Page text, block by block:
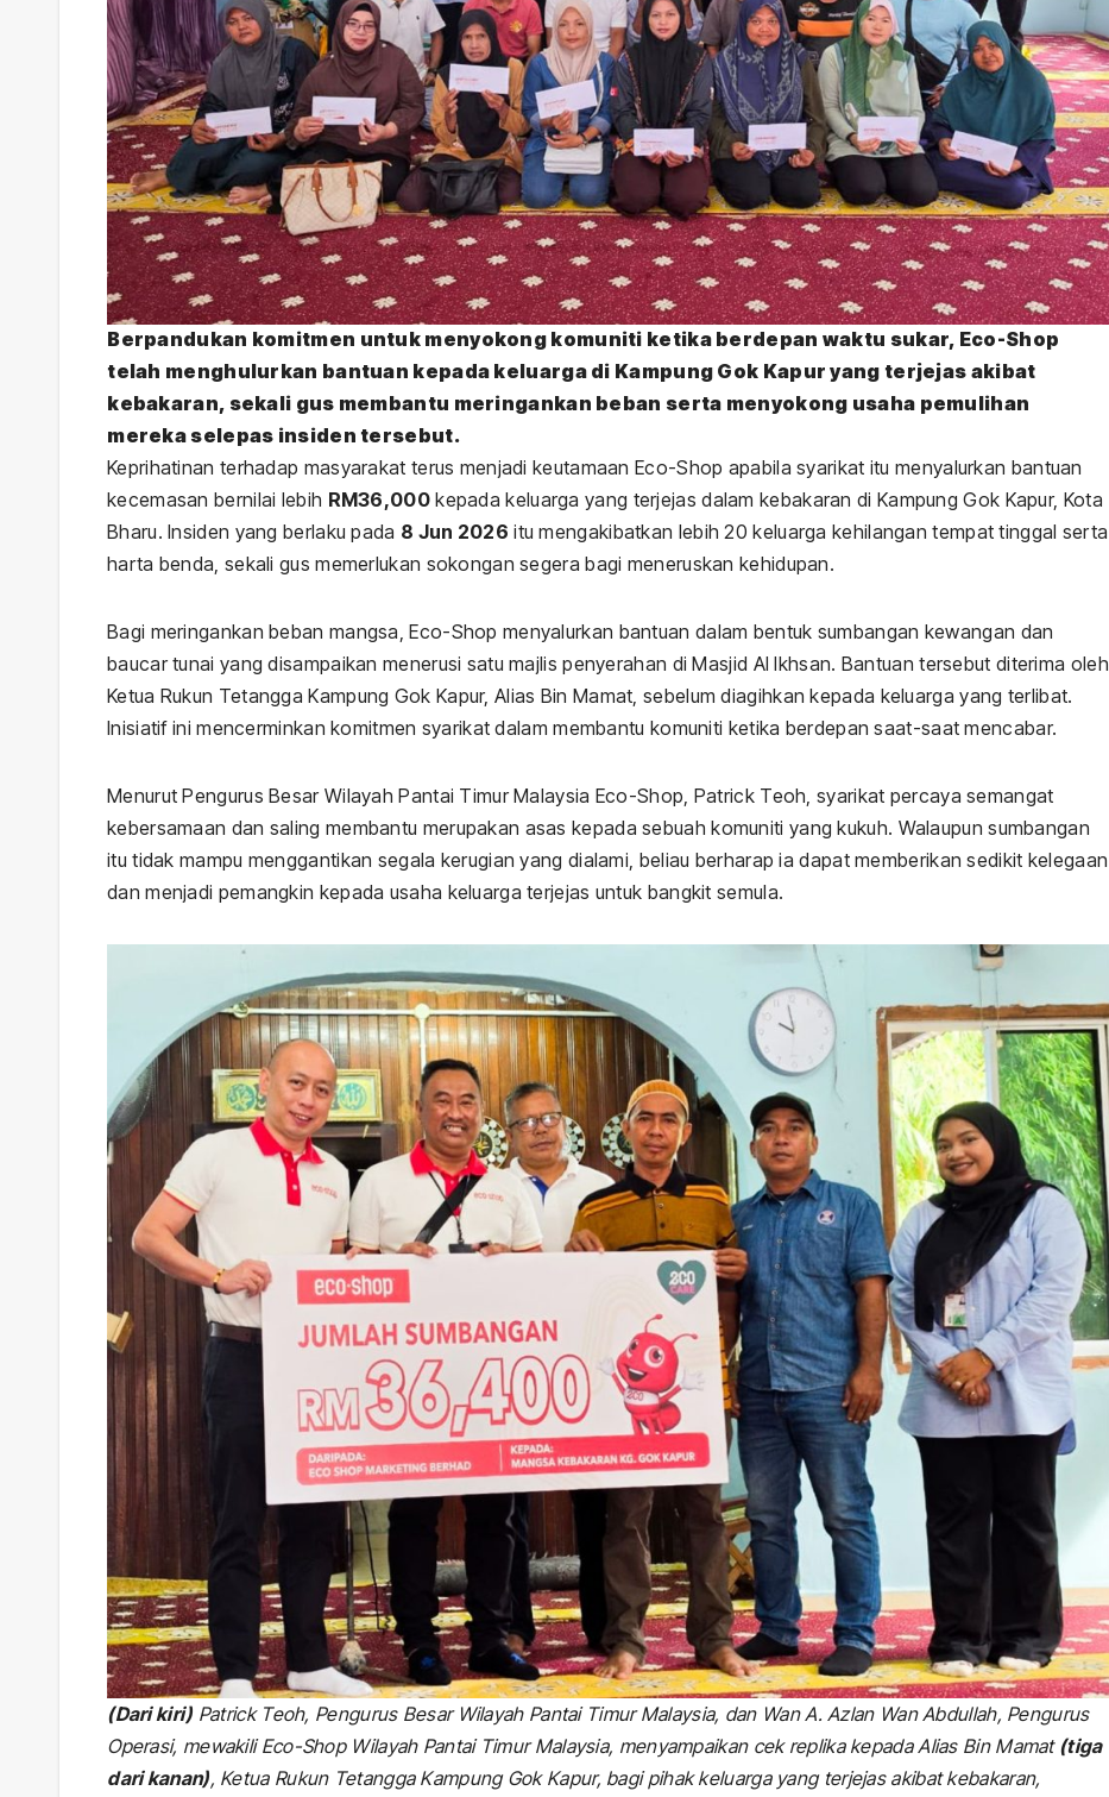
Berpandukan komitmen untuk menyokong komuniti ketika berdepan waktu sukar, Eco-Shop
telah menghulurkan bantuan kepada keluarga di Kampung Gok Kapur yang terjejas akibat
kebakaran, sekali gus membantu meringankan beban serta menyokong usaha pemulihan
mereka selepas insiden tersebut.
Keprihatinan terhadap masyarakat terus menjadi keutamaan Eco-Shop apabila syarikat itu menyalurkan bantuan
kecemasan bernilai lebih RM36,000kepada keluarga yang terjejas dalam kebakaran di Kampung Gok Kapur, Kota
Bharu. Insiden yang berlaku pada 8 Jun 2026 itu mengakibatkan lebih 20 keluarga kehilangan tempat tinggal serta
harta benda, sekali gus memerlukan sokongan segera bagi meneruskan kehidupan.
Bagi meringankan beban mangsa, Eco-Shop menyalurkan bantuan dalam bentuk sumbangan kewangan dan
baucar tunai yang disampaikan menerusi satu majlis penyerahan di Masjid Al Ikhsan. Bantuan tersebut diterima oleh
Ketua Rukun Tetangga Kampung Gok Kapur, Alias Bin Mamat, sebelum diagihkan kepada keluarga yang terlibat.
Inisiatif ini mencerminkan komitmen syarikat dalam membantu komuniti ketika berdepan saat-saat mencabar.
Menurut Pengurus Besar Wilayah Pantai Timur Malaysia Eco-Shop, Patrick Teoh, syarikat percaya semangat
kebersamaan dan saling membantu merupakan asas kepada sebuah komuniti yang kukuh. Walaupun sumbangan
itu tidak mampu menggantikan segala kerugian yang dialami, beliau berharap ia dapat memberikan sedikit kelegaan
dan menjadi pemangkin kepada usaha keluarga terjejas untuk bangkit semula.
(Dari kiri) Patrick Teoh, Pengurus Besar Wilayah Pantai Timur Malaysia, dan Wan A. Azlan Wan Abdullah, Pengurus
Operasi, mewakili Eco-Shop Wilayah Pantai Timur Malaysia, menyampaikan cek replika kepada Alias Bin Mamat (tiga
dari kanan), Ketua Rukun Tetangga Kampung Gok Kapur, bagi pihak keluarga yang terjejas akibat kebakaran,